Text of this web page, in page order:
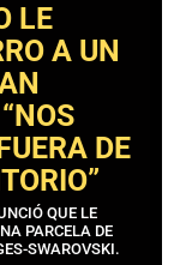
LE
A UN
DE
QUE LE
PARCELA DE
SWAROVSKI.